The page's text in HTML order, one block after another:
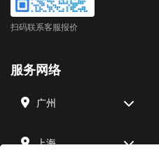
扫码联系客服报价
服务网络
广州
上海